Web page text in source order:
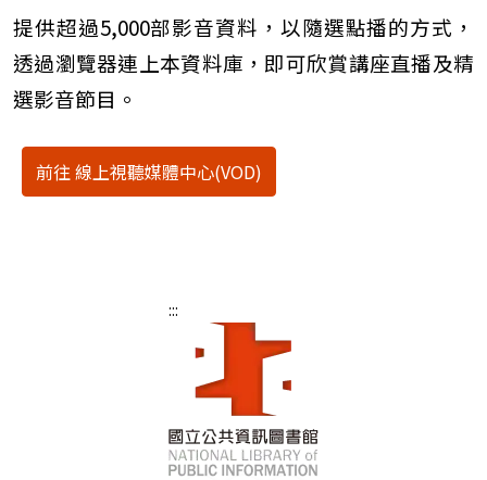
提供超過5,000部影音資料，以隨選點播的方式，
透過瀏覽器連上本資料庫，即可欣賞講座直播及精
選影音節目。
前往 線上視聽媒體中心(VOD)
:::